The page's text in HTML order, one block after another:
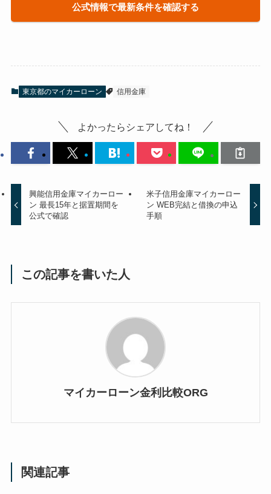
公式情報で最新条件を確認する
東京都のマイカーローン 信用金庫
よかったらシェアしてね！
興能信用金庫マイカーロー
ン 最長15年と据置期間を
公式で確認
米子信用金庫マイカーロー
ン WEB完結と借換の申込
手順
この記事を書いた人
マイカーローン金利比較ORG
関連記事